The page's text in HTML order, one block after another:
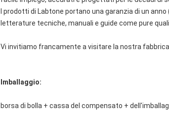
I prodotti di Labtone portano una garanzia di un
letterature tecniche, manuali e guide come pure
Vi invitiamo francamente a visitare la nostra
Imballaggio:
borsa di bolla + cassa del compensato +